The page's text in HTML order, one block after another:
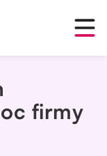
firmy